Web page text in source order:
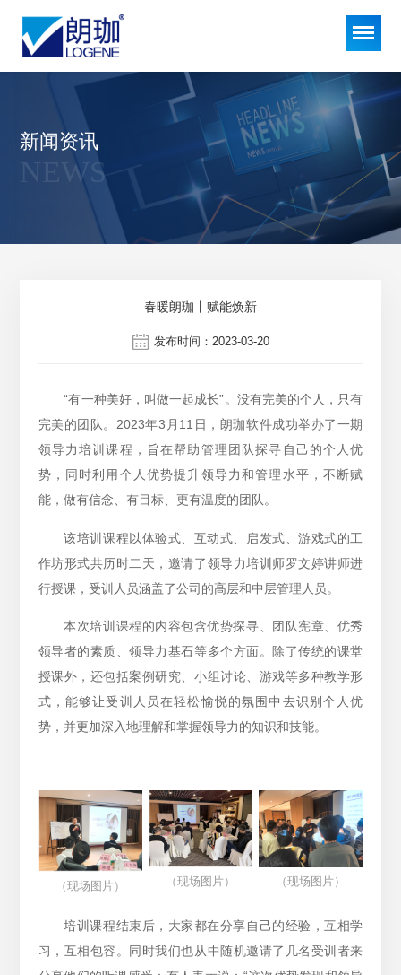
新闻资讯
NEWS
春暖朗珈丨赋能焕新
发布时间：2023-03-20
“有一种美好，叫做一起成长”。没有完美的个人，只有
完美的团队。2023年3月11日，朗珈软件成功举办了一期
领导力培训课程，旨在帮助管理团队探寻自己的个人优
势，同时利用个人优势提升领导力和管理水平，不断赋
能，做有信念、有目标、更有温度的团队。
该培训课程以体验式、互动式、启发式、游戏式的工
作坊形式共历时二天，邀请了领导力培训师罗文婷讲师进
行授课，受训人员涵盖了公司的高层和中层管理人员。
本次培训课程的内容包含优势探寻、团队宪章、优秀
领导者的素质、领导力基石等多个方面。除了传统的课堂
授课外，还包括案例研究、小组讨论、游戏等多种教学形
式，能够让受训人员在轻松愉悦的氛围中去识别个人优
势，并更加深入地理解和掌握领导力的知识和技能。
（现场图片） （现场图片） （现场图片）
培训课程结束后，大家都在分享自己的经验，互相学
习，互相包容。同时我们也从中随机邀请了几名受训者来